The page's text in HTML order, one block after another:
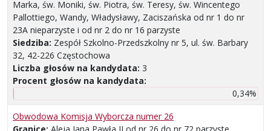
Marka, św. Moniki, św. Piotra, św. Teresy, św. Wincentego
Pallottiego, Wandy, Władysławy, Zaciszańska od nr 1 do nr
23A nieparzyste i od nr 2 do nr 16 parzyste
Siedziba: Zespół Szkolno-Przedszkolny nr 5, ul. św. Barbary
32, 42-226 Częstochowa
Liczba głosów na kandydata: 3
Procent głosów na kandydata:
0,34%
Obwodowa Komisja Wyborcza numer 26